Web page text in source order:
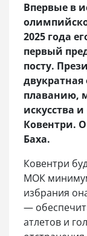
Впервые в
2025 года
первый
посту.
плаванию,
искусства
Ковентри.
Баха.
Ковентри
МОК
избрания
—
атлетов и